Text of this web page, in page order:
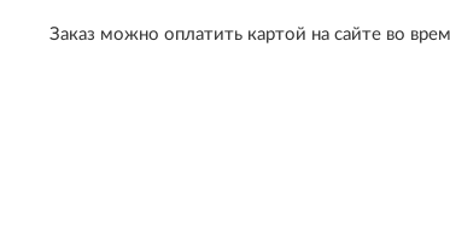
Заказ можно оплатить картой на сайте во